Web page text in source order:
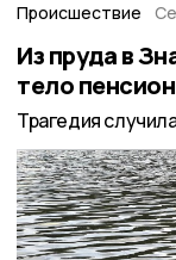
Происшествие
Из пруда в
тело
Трагедия